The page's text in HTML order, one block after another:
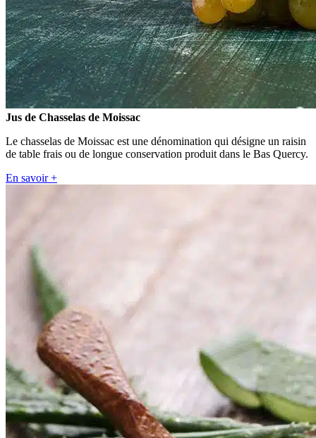
Jus de Chasselas de Moissac
Le chasselas de Moissac est une dénomination qui désigne un raisin
de table frais ou de longue conservation produit dans le Bas Quercy.
En savoir +